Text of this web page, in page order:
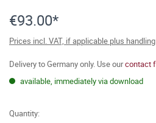
€93.00*
Prices incl. VAT, if applicable plus
Delivery to Germany only. Use ourcontact
available, immediately via download
Quantity: